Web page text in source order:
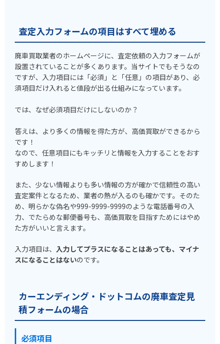
査定入力フォームの項目はすべて埋める
廃車買取業者のホームページに、査定依頼の入力フォームが
設置されていることが多くあります。当サイトでもそうなの
ですが、入力項目には「必須」と「任意」の項目があり、必
須項目だけ入れると値段が出る仕組みになっています。
では、なぜ必須項目だけにしないのか？
答えは、より多くの情報を得た方が、高価買取ができるから
です！
なので、任意項目にもキッチリと情報を入力することをおす
すめします！
また、少ない情報よりも多い情報の方が確かで信頼性の高い
査定案件となるため、業者の熱が入るのも確かです。そのた
め、明らかな偽名や999-9999-9999のような電話番号の入
力、でたらめな郵便番号も、高価買取を目指すためにはやめ
た方がいいと言えます。
入力項目は、 入力してプラスになることはあっても、マイナ
スになることはないのです。
カーエンディング・ドットコムの廃車査定見
積フォームの場合
必須項目